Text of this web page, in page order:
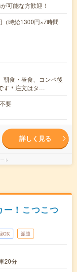
可能な方歓迎！
時給1300円×7時間
朝食・昼食、コンペ後
す＊注文はタ…
要
詳しく見る
ト
！こつこつ
OK 派遣
20分